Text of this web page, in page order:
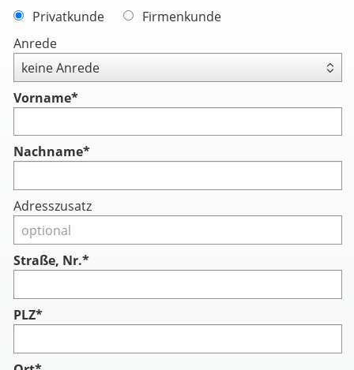
Privatkunde
Firmenkunde
Anrede
Vorname*
Nachname*
Adresszusatz
Straße, Nr.*
PLZ*